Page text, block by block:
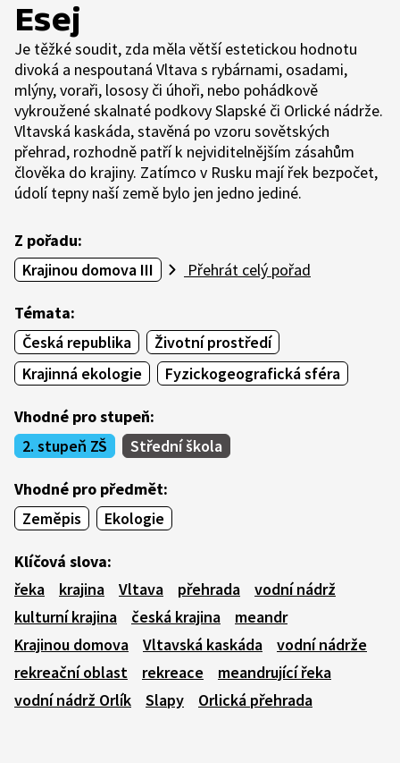
Esej
Je těžké soudit, zda měla větší estetickou hodnotu
divoká a nespoutaná Vltava s rybárnami, osadami,
mlýny, voraři, lososy či úhoři, nebo pohádkově
vykroužené skalnaté podkovy Slapské či Orlické nádrže.
Vltavská kaskáda, stavěná po vzoru sovětských
přehrad, rozhodně patří k nejviditelnějším zásahům
člověka do krajiny. Zatímco v Rusku mají řek bezpočet,
údolí tepny naší země bylo jen jedno jediné.
Z pořadu:
Krajinou domova III
Přehrát celý pořad
Témata:
Česká republika
Životní prostředí
Krajinná ekologie
Fyzickogeografická sféra
Vhodné pro stupeň:
2. stupeň ZŠ
Střední škola
Vhodné pro předmět:
Zeměpis
Ekologie
Klíčová slova:
řeka
krajina Vltava přehrada
vodní nádrž
kulturní krajina
česká krajina
meandr
Krajinou domova
Vltavská kaskáda
vodní nádrže
rekreační oblast
rekreace
meandrující řeka
vodní nádrž Orlík
Slapy Orlická přehrada